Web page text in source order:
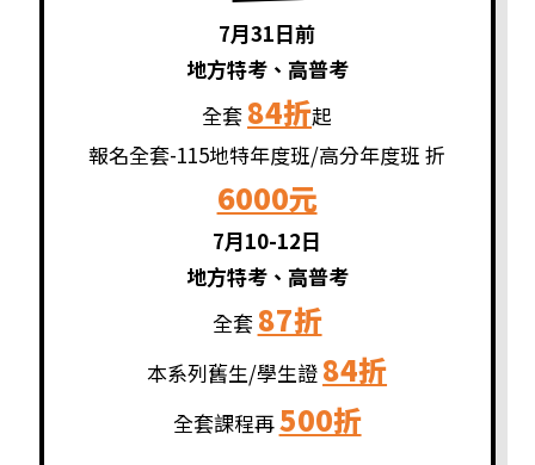
7月31日前
地方特考、高普考
全套 84折起
報名全套-115地特年度班/高分年度班 折
6000元
7月10-12日
地方特考、高普考
全套 87折
本系列舊生/學生證 84折
全套課程再500折